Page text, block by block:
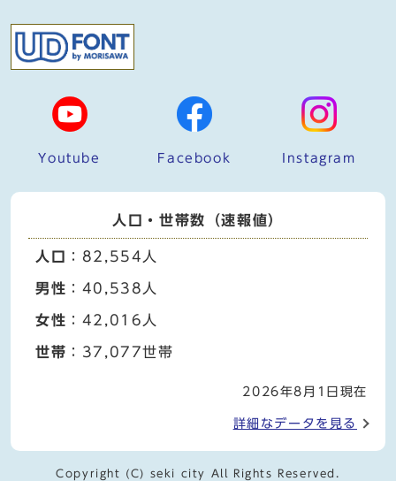
Youtube Facebook Instagram
人口・世帯数（速報値）
人口 ：82,554人
男性 ：40,538人
女性 ：42,016人
世帯 ：37,077世帯
2026年8月1日現在
詳細なデータを見る
Copyright (C) seki city All Rights Reserved.